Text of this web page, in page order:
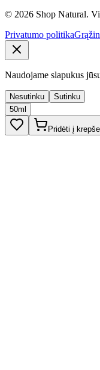
© 2026 Shop Natural.
Privatumo politika
Naudojame slapukus
Nesutinku
Sutinku
50ml
Pridėti į